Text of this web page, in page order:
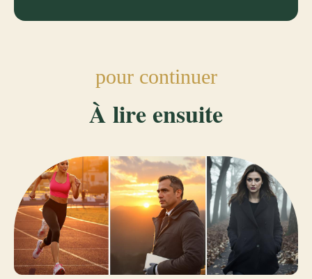
pour continuer
À lire ensuite